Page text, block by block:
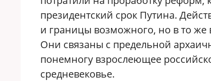
президентский срок Путина.
и границы возможного, но в то же
Они связаны с предельной
понемногу взрослеющее
средневековье.